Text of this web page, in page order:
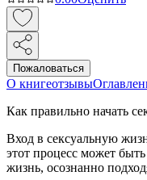
Пожаловаться
О книгеотзывы
Как правильно начать
Вход в сексуальную
этот процесс может
жизнь, осознанно